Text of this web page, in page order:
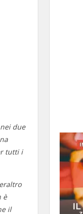
due
tutti i
è
il